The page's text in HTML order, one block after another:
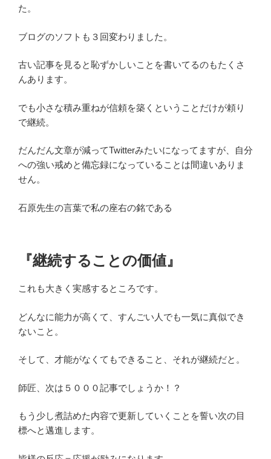
た。
ブログのソフトも３回変わりました。
古い記事を見ると恥ずかしいことを書いてるのもたくさ
んあります。
でも小さな積み重ねが信頼を築くということだけが頼り
で継続。
だんだん文章が減ってTwitterみたいになってますが、自分
への強い戒めと備忘録になっていることは間違いありま
せん。
石原先生の言葉で私の座右の銘である
『継続することの価値』
これも大きく実感するところです。
どんなに能力が高くて、すんごい人でも一気に真似でき
ないこと。
そして、才能がなくてもできること、それが継続だと。
師匠、次は５０００記事でしょうか！？
もう少し煮詰めた内容で更新していくことを誓い次の目
標へと邁進します。